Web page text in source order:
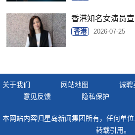
香港知名女演员
香港 2026-07-25
关于我们 网站地图 诚聘
意见反馈
隐私保护
本网站内容归星岛新闻集团所有，任何单
转载引用。